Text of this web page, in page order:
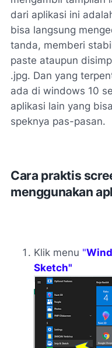
dari aplikasi ini
bisa langsung
tanda, memberi
paste ataupun
.jpg. Dan yang
ada di windows 10
aplikasi lain yang
speknya pas-pasan.
Cara praktis
menggunakan
Klik menu "
Sketch"